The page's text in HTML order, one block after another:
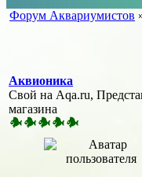
Форум Аквариумистов
Аквионика
Свой на Aqa.ru,
магазина